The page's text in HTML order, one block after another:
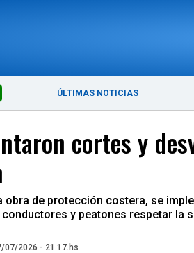
ÚLTIMAS NOTICIAS
cortes y
obra de protección costera, se
y peatones respetar la
07/2026 - 21.17.hs